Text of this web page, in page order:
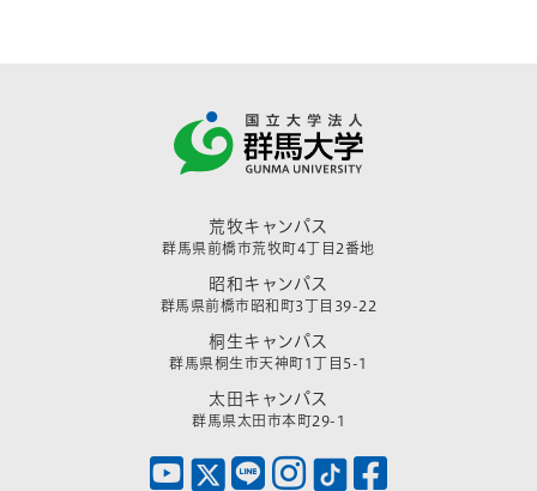
荒牧キャンパス
群馬県前橋市荒牧町4丁目2番地
昭和キャンパス
群馬県前橋市昭和町3丁目39-22
桐生キャンパス
群馬県桐生市天神町1丁目5-1
太田キャンパス
群馬県太田市本町29-1